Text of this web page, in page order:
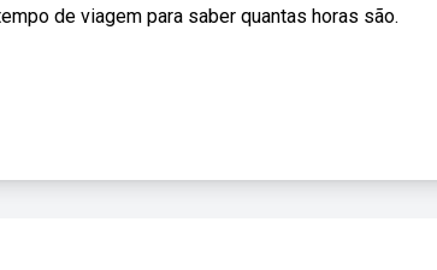
de viagem para saber quantas horas são.